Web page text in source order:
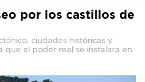
por los castillos de
ciudades históricas y
que el poder real se instalara en